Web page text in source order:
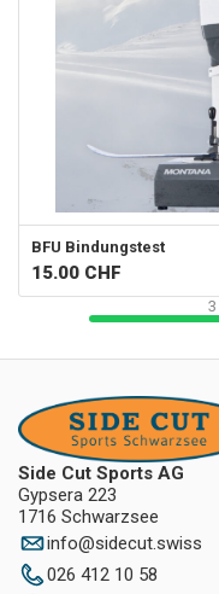
BFU Bindungstest
15.00 CHF
3
Side Cut Sports AG
Gypsera 223
1716 Schwarzsee
info@sidecut.swiss
026 412 10 58